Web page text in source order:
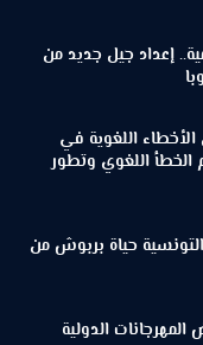
إعداد جيل جديد من
اللغوية في
الخطأ اللغوي وتطور
حياة بربوش من
الدولية